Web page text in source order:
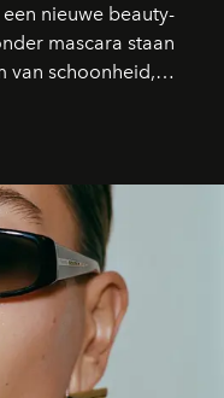
nieuwe beauty-
mascara staan
van schoonheid,
is dan een overvloed